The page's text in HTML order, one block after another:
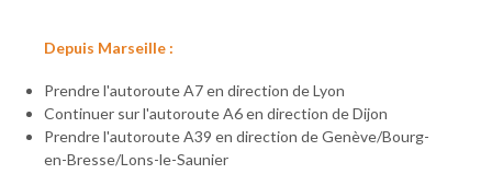
Depuis Marseille :
Prendre l'autoroute A7 en direction de Lyon
Continuer sur l'autoroute A6 en direction de Dijon
Prendre l'autoroute A39 en direction de Genève/Bourg-
en-Bresse/Lons-le-Saunier